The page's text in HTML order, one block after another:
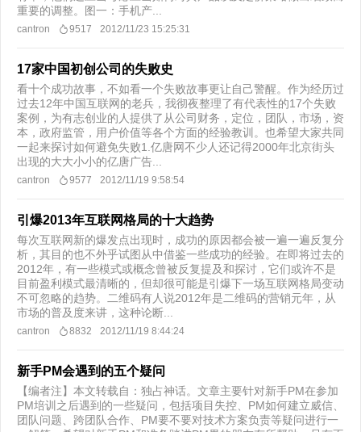
重要的调整。图一：手机产...
cantron 9517 2012/11/23 15:25:31
17家中国初创公司的失败史
看十个成功故事，不如看一个失败故事更让自己警醒。作为经历过
过去12年中国互联网的老兵，我彻夜整理了有代表性的17个失败
案例，为有志创业的人提供了从公司财务，定位，团队，市场，资
本，政府监管，用户价值等各个方面的经验教训。也希望大家共同
一起来探讨如何避免失败1.亿唐网不少人还记得2000年北京街头
出现的大大小小的亿唐广告...
cantron 9577 2012/11/19 9:58:54
引爆2013年互联网格局的十大趋势
每次互联网新的爆发点出现时，成功的原因都会被一遍一遍反复分
析，其目的也不外乎试图从中借鉴一些成功的经验。在即将过去的
2012年，有一些模式或概念曾被反复提及和探讨，它们或许不是
目前盈利模式最清晰的，但却很可能是引爆下一场互联网格局变动
不可忽略的趋势。二维码有人说2012年是二维码的营销元年，从
市场的普及度来讲，这种论断...
cantron 8832 2012/11/19 8:44:24
新手PM会遇到的五个疑问
【编者注】本文转载自：独占神话。文章主要针对新手PM在参加
PM培训之后遇到的一些疑问，包括项目失控、PM如何建立威信、
团队问题、跨团队合作、PM要不要对技术方案负责等疑问进行一